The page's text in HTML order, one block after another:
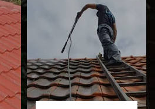
Isolation toiture 31